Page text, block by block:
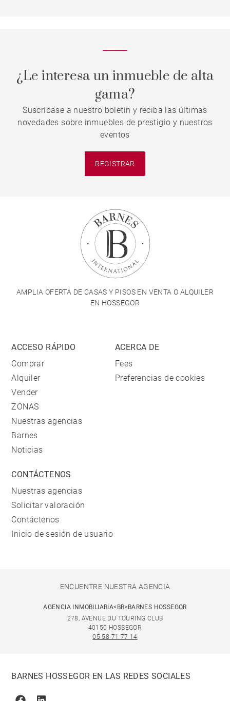
¿Le interesa un inmueble de alta
gama?
Suscríbase a nuestro boletín y reciba las últimas
novedades sobre inmuebles de prestigio y nuestros
eventos
REGISTRAR
AMPLIA OFERTA DE CASAS Y PISOS EN VENTA O ALQUILER
EN HOSSEGOR
ACCESO RÁPIDO
Comprar
Alquiler
Vender
ZONAS
Nuestras agencias
Barnes
Noticias
ACERCA DE
Fees
Preferencias de cookies
CONTÁCTENOS
Nuestras agencias
Solicitar valoración
Contáctenos
Inicio de sesión de usuario
ENCUENTRE NUESTRA AGENCIA
AGENCIA INMOBILIARIA<BR>BARNES HOSSEGOR
278, AVENUE DU TOURING CLUB
40150 HOSSEGOR
05 58 71 77 14
BARNES HOSSEGOR EN LAS REDES SOCIALES